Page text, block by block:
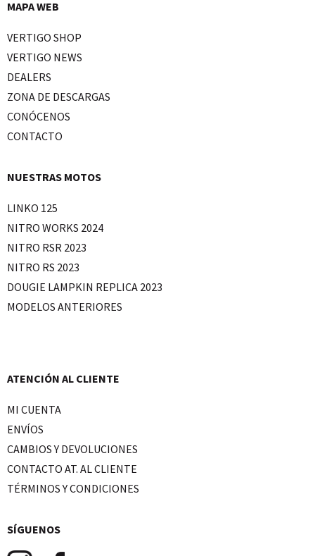
MAPA WEB
VERTIGO SHOP
VERTIGO NEWS
DEALERS
ZONA DE DESCARGAS
CONÓCENOS
CONTACTO
NUESTRAS MOTOS
LINKO 125
NITRO WORKS 2024
NITRO RSR 2023
NITRO RS 2023
DOUGIE LAMPKIN REPLICA 2023
MODELOS ANTERIORES
ATENCIÓN AL CLIENTE
MI CUENTA
ENVÍOS
CAMBIOS Y DEVOLUCIONES
CONTACTO AT. AL CLIENTE
TÉRMINOS Y CONDICIONES
SÍGUENOS